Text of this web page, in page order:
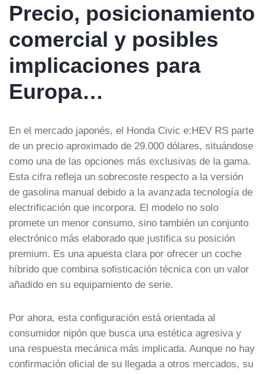
Precio, posicionamiento
comercial y posibles
implicaciones para
Europa…
En el mercado japonés, el Honda Civic e:HEV RS parte
de un precio aproximado de 29.000 dólares, situándose
como una de las opciones más exclusivas de la gama.
Esta cifra refleja un sobrecoste respecto a la versión
de gasolina manual debido a la avanzada tecnología de
electrificación que incorpora. El modelo no solo
promete un menor consumo, sino también un conjunto
electrónico más elaborado que justifica su posición
premium. Es una apuesta clara por ofrecer un coche
híbrido que combina sofisticación técnica con un valor
añadido en su equipamiento de serie.
Por ahora, esta configuración está orientada al
consumidor nipón que busca una estética agresiva y
una respuesta mecánica más implicada. Aunque no hay
confirmación oficial de su llegada a otros mercados, su